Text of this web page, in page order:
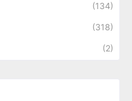
(134)
(318)
(2)